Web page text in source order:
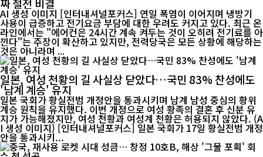
짜 절전 비결
AI 생성 이미지 [인터내셔널포커스] 연일 폭염이 이어지며 냉방기
사용이 급증하고 전기요금 부담에 대한 우려도 커지고 있다. 최근 온
라인에서는 "에어컨은 24시간 계속 켜두는 것이 오히려 전기료를 아
낀다"는 주장이 확산하고 있지만, 전력당국은 모든 상황에 해당하는
것은 아니라며 ...
일본, 여성 천황의 길 사실상 닫았다…국민 83% 찬성에도
'남계 계승' 유지
일본 국회가 황실전범 개정안을 통과시키며 남계 남성 중심의 황위
계승 원칙을 유지했다. 이번 개정으로 여성 황족의 결혼 후 신분 유
지가 가능해졌지만, 여성 천황과 여성계 천황은 허용되지 않았다. (A
I 생성 이미지) [인터내셔널포커스] 일본 국회가 17일 황실전범 개정
안을 통과시키...